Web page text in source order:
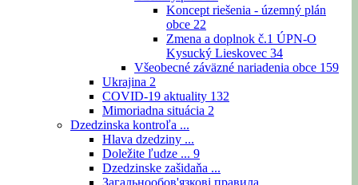
Koncept riešenia - územný plán
obce 22
Zmena a doplnok č.1 ÚPN-O
Kysucký Lieskovec 34
Všeobecné záväzné nariadenia obce 159
Ukrajina 2
COVID-19 aktuality 132
Mimoriadna situácia 2
Dzedzinska kontroľa ...
Hlava dzedziny ...
Doležite ľudze ... 9
Dzedzinske zašidaňa ...
Загальнообов'язкові правила